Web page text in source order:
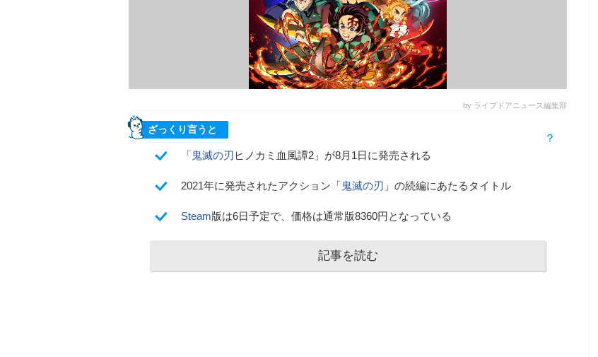
by ライブドアニュース編集部
ざっくり言うと
「鬼滅の刃 ヒノカミ血風譚2」が8月1日に発売される
2021年に発売されたアクション「鬼滅の刃 」の続編にあたるタイトル
Steam版は6日予定で、価格は通常版8360円となっている
記事を読む